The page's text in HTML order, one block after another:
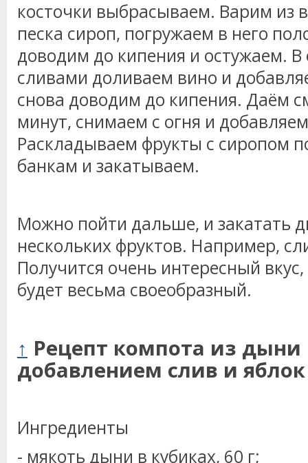
косточки выбрасываем. Варим из
песка сироп, погружаем в него
доводим до кипения и остужаем.
сливами доливаем вино и
снова доводим до кипения. Даём
минут, снимаем с огня и
Раскладываем фрукты с сиропом
банкам и закатываем.
Можно пойти дальше, и закатать
нескольких фруктов. Например,
Получится очень интересный
будет весьма своеобразный.
↑ Рецепт компота из дыни
добавлением слив и яблок
Ингредиенты
- мякоть дыни в кубиках, 60 г;